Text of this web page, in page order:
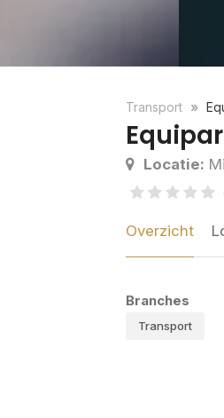
Transport
Locatie:
Overzicht
Branches
Transport